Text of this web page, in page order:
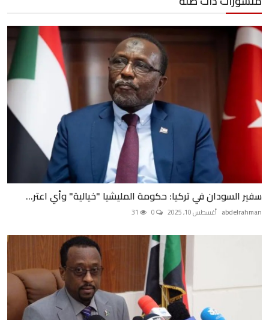
سفير السودان في تركيا: حكومة المليشيا "خيالية" وأي اعتر...
abdelrahman أغسطس 10, 2025